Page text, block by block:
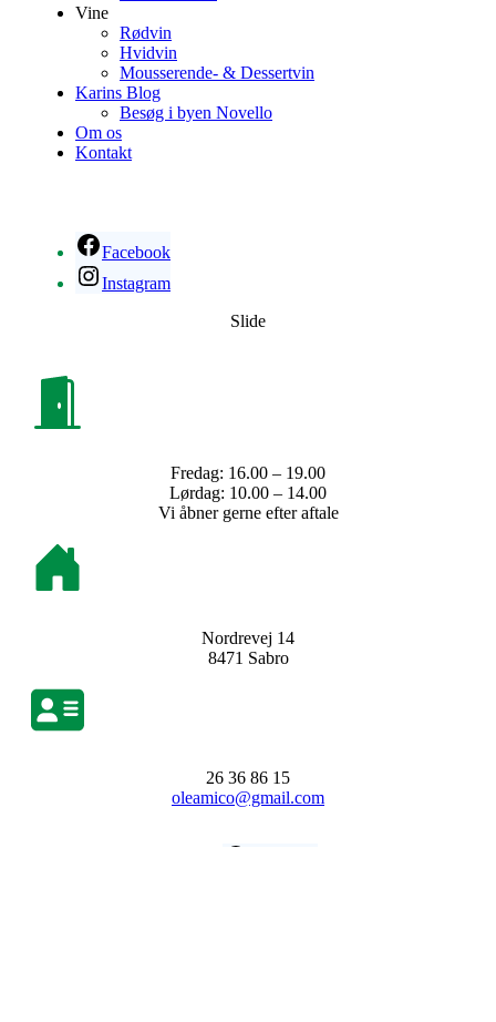
Vine
Rødvin
Hvidvin
Mousserende- & Dessertvin
Karins Blog
Besøg i byen Novello
Om os
Kontakt
Facebook
Instagram
Slide
Fredag: 16.00 – 19.00
Lørdag: 10.00 – 14.00
Vi åbner gerne efter aftale
Nordrevej 14
8471 Sabro
26 36 86 15
oleamico@gmail.com